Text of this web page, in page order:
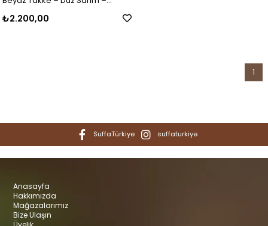
₺2.200,00
1
SuffaTürkiye suffaturkiye
Anasayfa
Hakkımızda
Mağazalarımız
Bize Ulaşın